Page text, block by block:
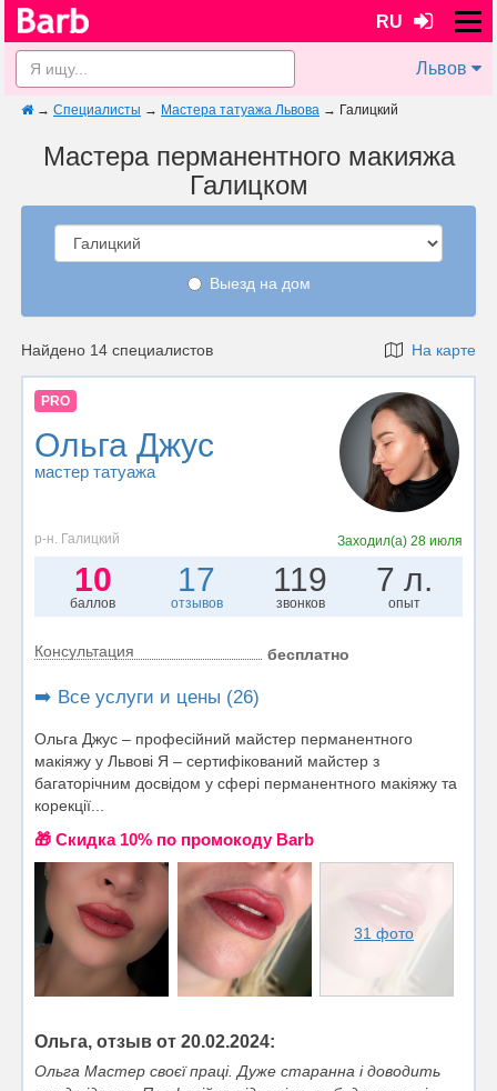
RU
Львов
→ Специалисты → Мастера татуажа Львова → Галицкий
Мастера перманентного макияжа
Галицком
Выезд на дом
Найдено 14 специалистов На карте
PRO
Ольга Джус
мастер татуажа
р-н. Галицкий Заходил(а) 28 июля
10
баллов
17
отзывов
119
звонков
7 л.
опыт
Консультация бесплатно
➡️ Все услуги и цены (26)
Ольга Джус – професійний майстер перманентного
макіяжу у Львові Я – сертифікований майстер з
багаторічним досвідом у сфері перманентного макіяжу та
корекції...
🎁 Cкидка 10% по промокоду Barb
31 фото
Ольга, отзыв от 20.02.2024:
Ольга Мастер своєї праці. Дуже старанна і доводить